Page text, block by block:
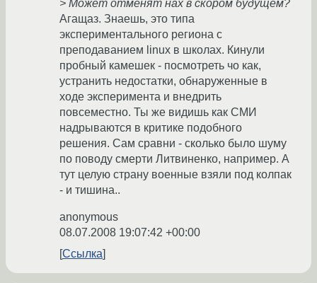
> Может отменят нах в скором будущем?
Агащаз. Знаешь, это типа
экспериментального региона с
преподаванием linux в школах. Кинули
пробный камешек - посмотреть чо как,
устранить недостатки, обнаруженные в
ходе эксперимента и внедрить
повсеместно. Ты же видишь как СМИ
надрываются в критике подобного
решения. Сам сравни - сколько было шуму
по поводу смерти Литвиненко, например. А
тут целую страну военные взяли под колпак
- и тишина..
anonymous
08.07.2008 19:07:42 +00:00
Ссылка